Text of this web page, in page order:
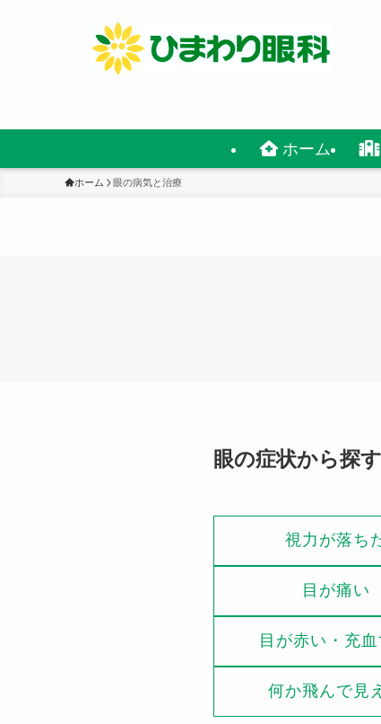
ホーム
ホーム 眼の病気と治療
眼の症状から探す
視力が落ち
目が痛い
目が赤い・充血
何か飛んで見